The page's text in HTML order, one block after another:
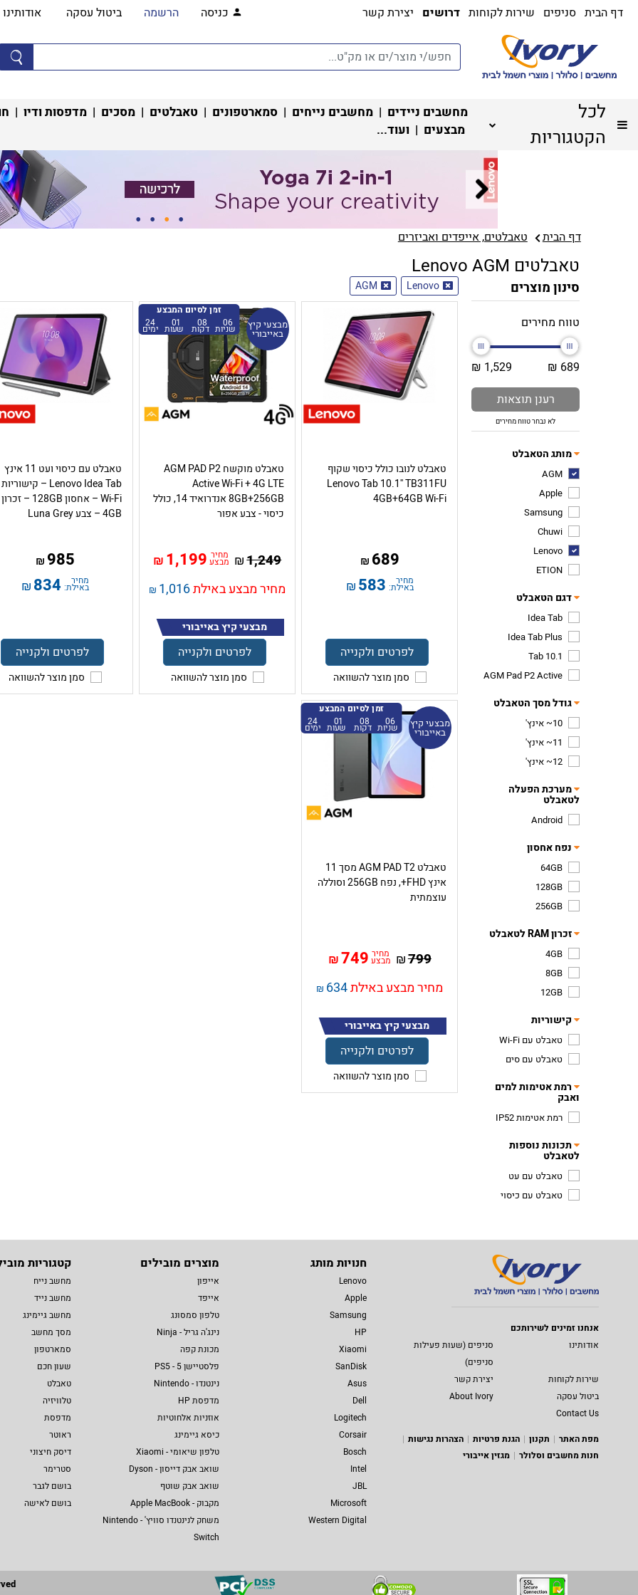
דף הבית סניפים שירות לקוחות דרושים יצירת קשר כניסה הרשמה ביטול עסקה אודותינו
לכל
הקטגוריות
מחשבים ניידים | מחשבים נייחים | סמארטפונים | טאבלטים | מסכים | מדפסות ודיו |
מבצעים | ועוד...
דף הבית טאבלטים, אייפדים ואביזרים
טאבלטים Lenovo AGM
סינון מוצרים
טווח מחירים
689 ₪
1,529 ₪
רענן תוצאות
לא נבחר טווח מחירים
מותג הטאבלט
AGM
Apple
Samsung
Chuwi
Lenovo
ETION
דגם הטאבלט
Idea Tab
Idea Tab Plus
Tab 10.1
AGM Pad P2 Active
גודל מסך הטאבלט
10~ אינץ'
11~ אינץ'
12~ אינץ'
מערכת הפעלה
לטאבלט
Android
נפח אחסון
64GB
128GB
256GB
זכרון RAM לטאבלט
4GB
8GB
12GB
קישוריות
טאבלט עם Wi-Fi
טאבלט עם סים
רמת אטימות למים
ואבק
רמת אטימות IP52
תכונות נוספות
לטאבלט
טאבלט עם עט
טאבלט עם כיסוי
Lenovo
AGM
טאבלט לנובו כולל כיסוי שקוף
Lenovo Tab 10.1'' TB311FU
4GB+64GB Wi-Fi
689
₪
מחיר
באילת: 583
₪
לפרטים ולקנייה
סמן מוצר להשוואה
זמן לסיום המבצע
06
שניות 08
דקות 01
שעות 24
ימים מבצעי קיץ
באייבורי
טאבלט מוקשח AGM PAD P2
Active Wi-Fi + 4G LTE
8GB+256GB אנדרואיד 14, כולל
כיסוי - צבע אפור
1,249
₪ מחיר
מבצע 1,199
₪
מחיר מבצע באילת1,016
₪
מבצעי קיץ באייבורי
לפרטים ולקנייה
סמן מוצר להשוואה
טאבלט עם כיסוי ועט 11 אינץ
Lenovo Idea Tab – קישוריות
Wi-Fi – אחסון 128GB – זכרון
4GB – צבע Luna Grey
985
₪
מחיר
באילת: 834
₪
לפרטים ולקנייה
סמן מוצר להשוואה
זמן לסיום המבצע
06
שניות 08
דקות 01
שעות 24
ימים מבצעי קיץ
באייבורי
טאבלט AGM PAD T2 מסך 11
אינץ FHD+, נפח 256GB וסוללה
עוצמתית
799
₪ מחיר
מבצע 749
₪
מחיר מבצע באילת634
₪
מבצעי קיץ באייבורי
לפרטים ולקנייה
סמן מוצר להשוואה
אנחנו זמינים לשירותכם
אודותינו
סניפים (שעות פעילות
סניפים)
שירות לקוחות
יצירת קשר
ביטול עסקה
About Ivory
Contact Us
מפת האתר
תקנון הגנת פרטיות
הצהרות נגישות
חנות מחשבים וסלולר
מגזין אייבורי
חנויות מותג
Lenovo
Apple
Samsung
HP
Xiaomi
SanDisk
Asus
Dell
Logitech
Corsair
Bosch
Intel
JBL
Microsoft
Western Digital
מוצרים מובילים
אייפון
אייפד
טלפון סמסונג
נינג'ה גריל - Ninja
מכונת קפה
פלסטיישן 5 - PS5
נינטנדו - Nintendo
מדפסת HP
אוזניות אלחוטיות
כיסא גיימינג
טלפון שיאומי - Xiaomi
שואב אבק דייסון - Dyson
שואב אבק שוטף
מקבוק - Apple MacBook
משחק לנינטנדו סוויץ' - Nintendo
Switch
קטגוריות
מחשב נייח
מחשב נייד
מחשב גיימינג
מסך מחשב
סמארטפון
שעון חכם
טאבלט
טלוויזיה
מדפסת
ראוטר
דיסק חיצוני
סטרימר
בושם לגבר
בושם לאישה